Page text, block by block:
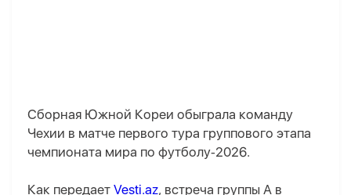
Сборная Южной Кореи обыграла команду
Чехии в матче первого тура группового этапа
чемпионата мира по футболу‑2026.
Как передает Vesti.az, встреча группы А в